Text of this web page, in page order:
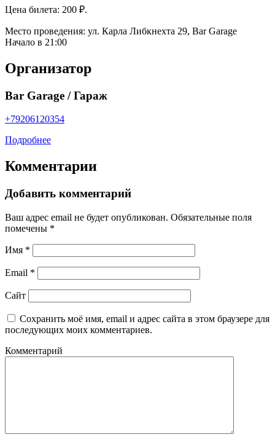
Цена билета: 200 ₽.
Место проведения: ул. Карла Либкнехта 29, Bar Garage
Начало в 21:00
Организатор
Bar Garage / Гараж
+79206120354
Подробнее
Комментарии
Добавить комментарий
Ваш адрес email не будет опубликован. Обязательные поля
помечены *
Имя *
Email *
Сайт
Сохранить моё имя, email и адрес сайта в этом браузере для
последующих моих комментариев.
Комментарий